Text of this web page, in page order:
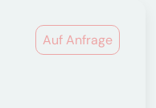
Auf Anfrage